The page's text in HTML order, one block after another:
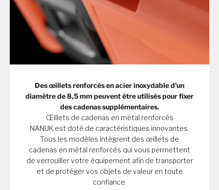
Des œillets renforcés en acier inoxydable d'un
diamètre de 8,5 mm peuvent être utilisés pour fixer
des cadenas supplémentaires.
Œillets de cadenas en métal renforcés
NANUK est doté de caractéristiques innovantes.
Tous les modèles intègrent des œillets de
cadenas en métal renforcés qui vous permettent
de verrouiller votre équipement afin de transporter
et de protéger vos objets de valeur en toute
confiance.